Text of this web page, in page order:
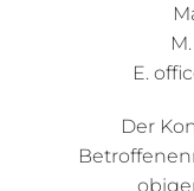
E.
Der